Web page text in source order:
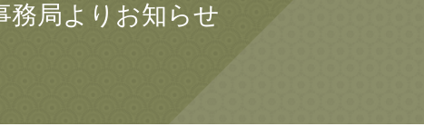
務局よりお知らせ